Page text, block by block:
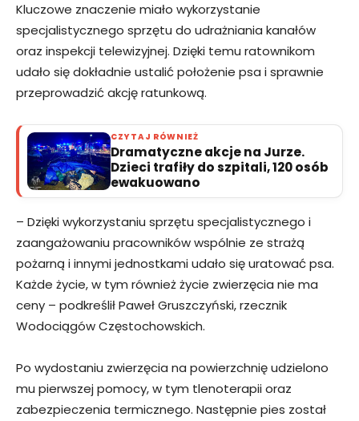
Kluczowe znaczenie miało wykorzystanie
specjalistycznego sprzętu do udrażniania kanałów
oraz inspekcji telewizyjnej. Dzięki temu ratownikom
udało się dokładnie ustalić położenie psa i sprawnie
przeprowadzić akcję ratunkową.
CZYTAJ RÓWNIEŻ
Dramatyczne akcje na Jurze.
Dzieci trafiły do szpitali, 120 osób
ewakuowano
– Dzięki wykorzystaniu sprzętu specjalistycznego i
zaangażowaniu pracowników wspólnie ze strażą
pożarną i innymi jednostkami udało się uratować psa.
Każde życie, w tym również życie zwierzęcia nie ma
ceny – podkreślił Paweł Gruszczyński, rzecznik
Wodociągów Częstochowskich.
Po wydostaniu zwierzęcia na powierzchnię udzielono
mu pierwszej pomocy, w tym tlenoterapii oraz
zabezpieczenia termicznego. Następnie pies został